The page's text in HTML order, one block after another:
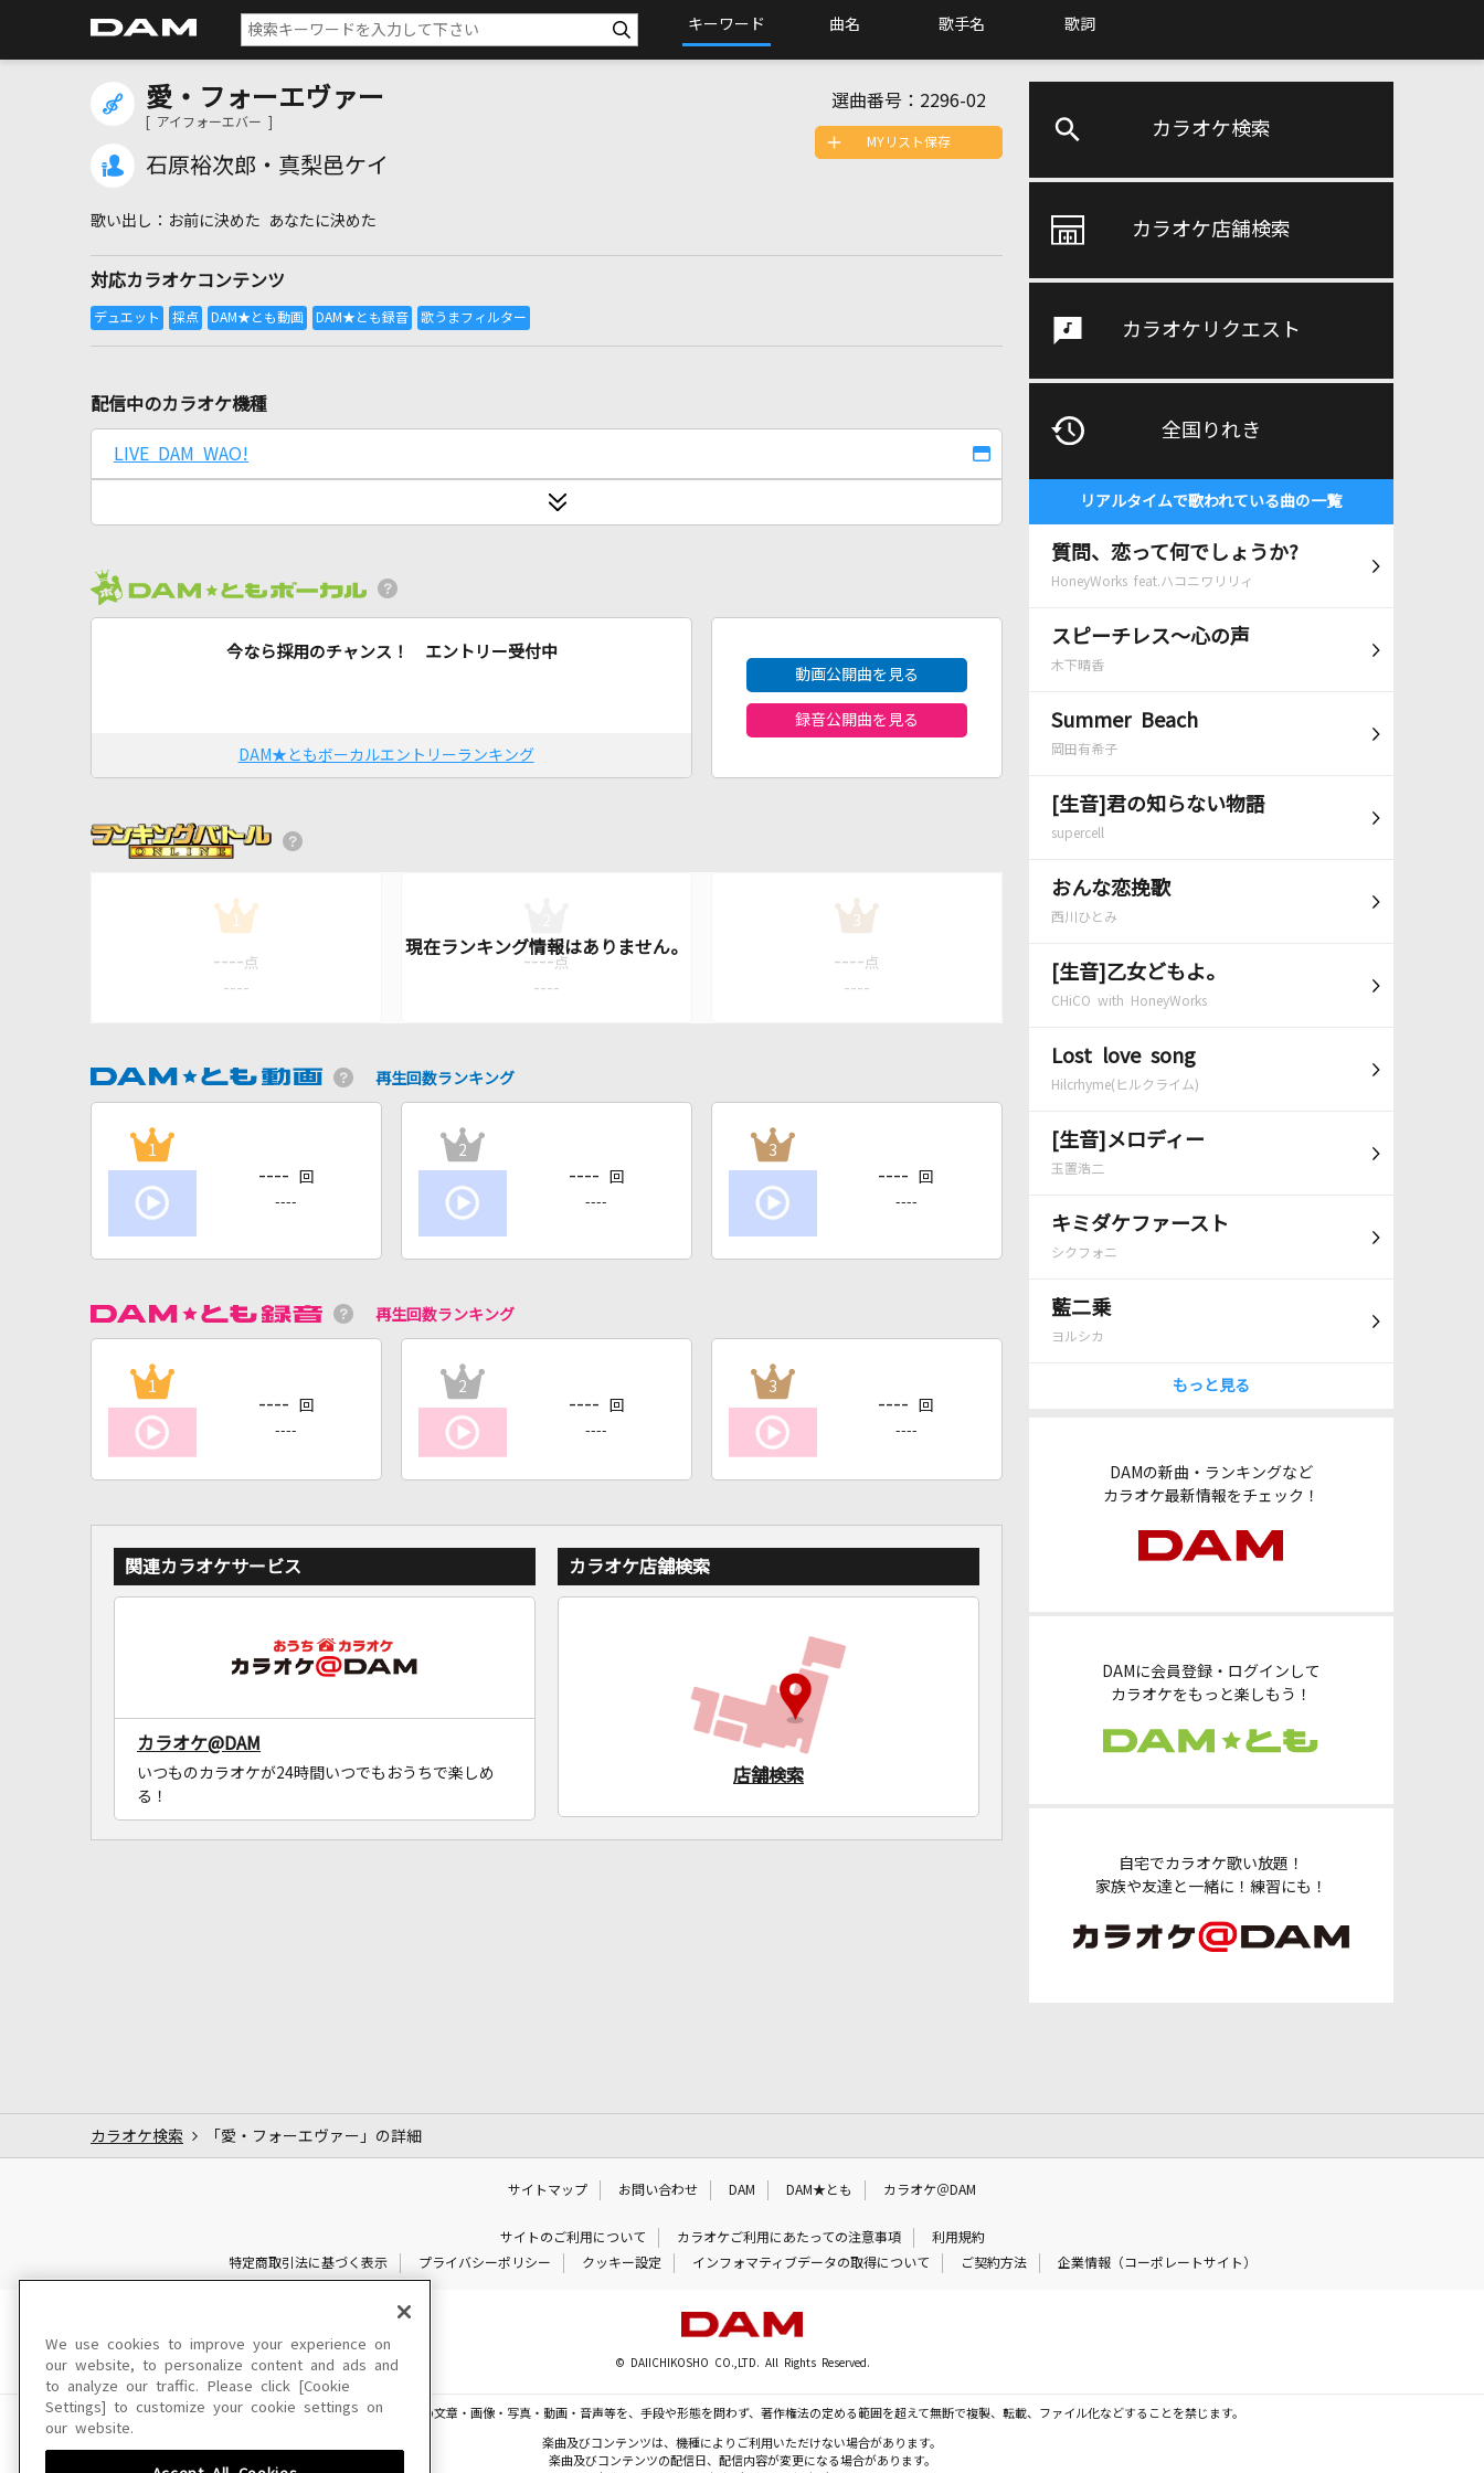
キーワード 曲名 歌手名 歌詞
カラオケ検索
カラオケ店舗検索
カラオケリクエスト
全国りれき
リアルタイムで歌われている曲の一覧
質問、恋って何でしょうか?
HoneyWorks feat.ハコニワリリィ
スピーチレス～心の声
木下晴香
Summer Beach
岡田有希子
[生音]君の知らない物語
supercell
おんな恋挽歌
西川ひとみ
[生音]乙女どもよ。
CHiCO with HoneyWorks
Lost love song
Hilcrhyme(ヒルクライム)
[生音]メロディー
玉置浩二
キミダケファースト
シクフォニ
藍二乗
ヨルシカ
もっと見る
DAMの新曲・ランキングなど
カラオケ最新情報をチェック！
DAMに会員登録・ログインして
カラオケをもっと楽しもう！
自宅でカラオケ歌い放題！
家族や友達と一緒に！練習にも！
愛・フォーエヴァー
[ アイフォーエバー ]
石原裕次郎・真梨邑ケイ
選曲番号： 2296-02
お前に決めた あなたに決めた
対応カラオケコンテンツ
MYリスト保存
配信中のカラオケ機種
LIVE DAM WAO!
今なら採用のチャンス！ エントリー受付中
DAM★ともボーカルエントリーランキング
動画公開曲を見る
録音公開曲を見る
1
---- 点
----
---- 点
----
3
---- 点
----
再生回数ランキング
1
---- 回
----
2
---- 回
----
3
---- 回
----
再生回数ランキング
1
---- 回
----
2
---- 回
----
3
---- 回
----
関連カラオケサービス
カラオケ@DAM
いつものカラオケが24時間いつでもおうちで楽しめ
る！
カラオケ店舗検索
店舗検索
カラオケ検索 「愛・フォーエヴァー」の詳細
サイトマップ お問い合わせ DAM DAM★とも カラオケ＠DAM
サイトのご利用について カラオケご利用にあたっての注意事項
利用規約
特定商取引法に基づく表示
プライバシーポリシー クッキー設定 インフォマティブデータの取得について ご契約方法 企業情報（コーポレートサイト）
© DAIICHIKOSHO CO.,LTD. All Rights Reserved.
このサイトに掲載されている一切の文章・画像・写真・動画・音声等を、手段や形態を問わず、著作権法の定める範囲を超えて無断で複製、転載、ファイル化などすることを禁じます。
楽曲及びコンテンツは、機種によりご利用いただけない場合があります。
楽曲及びコンテンツの配信日、配信内容が変更になる場合があります。
We use cookies to improve your experience on
our website, to personalize content and ads and
to analyze our traffic. Please click [Cookie
Settings] to customize your cookie settings on
our website.